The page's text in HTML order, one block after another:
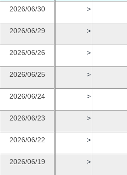
2026/06/30
>
2026/06/29
>
2026/06/26
>
2026/06/25
>
2026/06/24
>
2026/06/23
>
2026/06/22
>
2026/06/19
>